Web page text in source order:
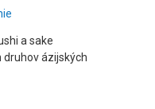
a sake
ázijských